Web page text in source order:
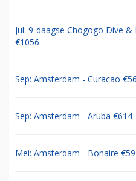
Jul: 9-daagse Chogogo Dive &
€1056
Sep: Amsterdam - Curacao
Sep: Amsterdam - Aruba €614
Mei: Amsterdam - Bonaire